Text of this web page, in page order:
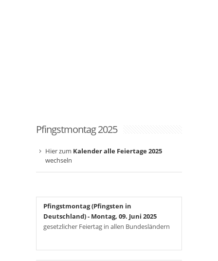
Pfingstmontag 2025
Hier zum Kalender alle Feiertage 2025
wechseln
Pfingstmontag (Pfingsten in
Deutschland)- Montag, 09. Juni 2025
gesetzlicher Feiertag in allen Bundesländern